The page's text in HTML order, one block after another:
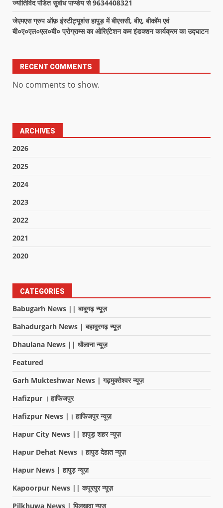
ज्योतिर्विद पंडित सुबोध पाण्डेय से 9634408321
जेएमएस ग्रुप ऑफ़ इंस्टीट्यूशंस हापुड़ में बीएससी, बीए, बीकॉम एवं
बी०ए०एल०एल०बी० प्रोग्राम्स का ओरिएंटेशन कम इंडक्शन कार्यक्रम का उद्घाटन
RECENT COMMENTS
No comments to show.
ARCHIVES
2026
2025
2024
2023
2022
2021
2020
CATEGORIES
Babugarh News || बाबूगढ़ न्यूज़
Bahadurgarh News | बहादुरगढ़ न्यूज़
Dhaulana News || धौलाना न्यूज़
Featured
Garh Mukteshwar News | गढ़मुक्तेश्वर न्यूज़
Hafizpur । हाफिजपुर
Hafizpur News |। हाफिजपुर न्यूज़
Hapur City News || हापुड़ शहर न्यूज़
Hapur Dehat News । हापुड देहात न्यूज़
Hapur News | हापुड़ न्यूज़
Kapoorpur News || कपूरपुर न्यूज़
Pilkhuwa News | पिलखुवा न्यूज़